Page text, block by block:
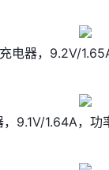
电器，9.2V/
9.1V/1.64A，